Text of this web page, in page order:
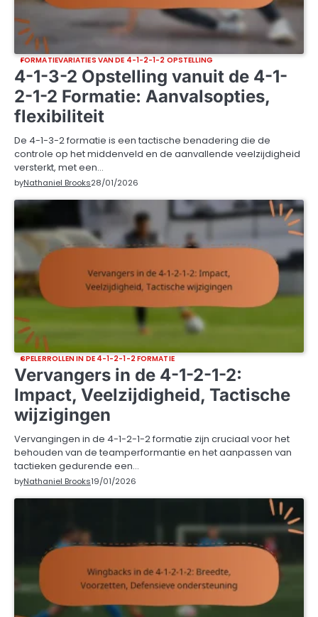
FORMATIEVARIATIES VAN DE 4-1-2-1-2 OPSTELLING
4-1-3-2 Opstelling vanuit de 4-1-
2-1-2 Formatie: Aanvalsopties,
flexibiliteit
De 4-1-3-2 formatie is een tactische benadering die de
controle op het middenveld en de aanvallende veelzijdigheid
versterkt, met een…
byNathaniel Brooks28/01/2026
SPELERROLLEN IN DE 4-1-2-1-2 FORMATIE
Vervangers in de 4-1-2-1-2:
Impact, Veelzijdigheid, Tactische
wijzigingen
Vervangingen in de 4-1-2-1-2 formatie zijn cruciaal voor het
behouden van de teamperformantie en het aanpassen van
tactieken gedurende een…
byNathaniel Brooks19/01/2026